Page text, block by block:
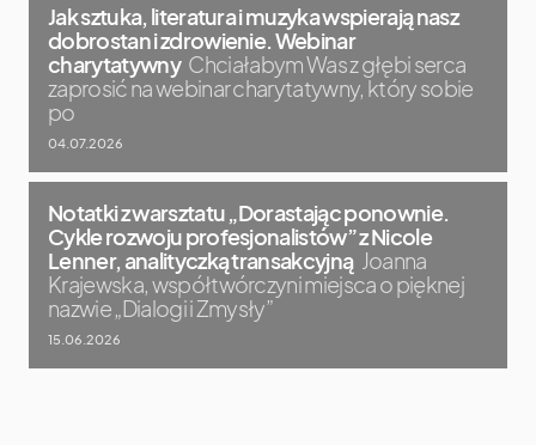
Jak sztuka, literatura i muzyka wspierają nasz
dobrostan i zdrowienie. Webinar
charytatywny Chciałabym Was z głębi serca
zaprosić na webinar charytatywny, który sobie
po
04.07.2026
Notatki z warsztatu „Dorastając ponownie.
Cykle rozwoju profesjonalistów” z Nicole
Lenner, analityczką transakcyjną Joanna
Krajewska, współtwórczyni miejsca o pięknej
nazwie „Dialogi i Zmysły”
15.06.2026